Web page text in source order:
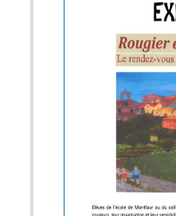
réalisé par
pionnier du
Mercredi 23
Belmont-sur-
« Free to run
Morath,
Réalisé en
retrace
Si
par des